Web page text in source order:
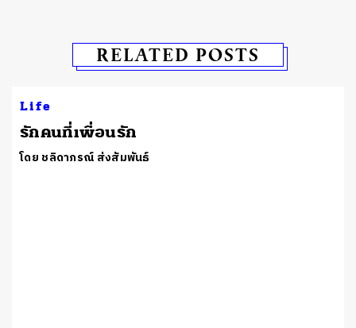
RELATED POSTS
Life
รักคนที่เพื่อนรัก
โดย ชลิดาภรณ์ ส่งสัมพันธ์